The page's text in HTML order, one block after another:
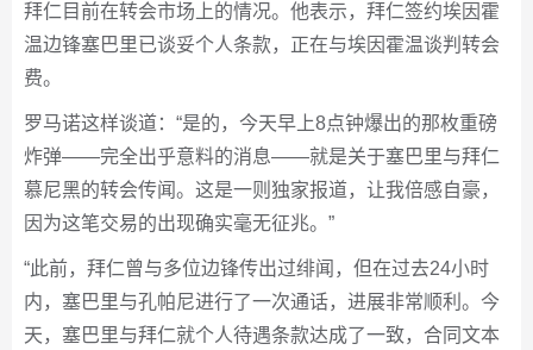
拜仁目前在转会市场上的情况。他表示，拜仁签约埃因霍
温边锋塞巴里已谈妥个人条款，正在与埃因霍温谈判转会
费。
罗马诺这样谈道：“是的，今天早上8点钟爆出的那枚重磅
炸弹——完全出乎意料的消息——就是关于塞巴里与拜仁
慕尼黑的转会传闻。这是一则独家报道，让我倍感自豪，
因为这笔交易的出现确实毫无征兆。”
“此前，拜仁曾与多位边锋传出过绯闻，但在过去24小时
内，塞巴里与孔帕尼进行了一次通话，进展非常顺利。今
天，塞巴里与拜仁就个人待遇条款达成了一致，合同文本